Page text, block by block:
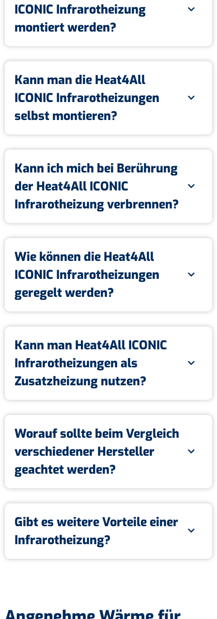
ICONIC Infrarotheizung
montiert werden?
Kann man die Heat4All
ICONIC Infrarotheizungen
selbst montieren?
Kann ich mich bei Berührung
der Heat4All ICONIC
Infrarotheizung verbrennen?
Wie können die Heat4All
ICONIC Infrarotheizungen
geregelt werden?
Kann man Heat4All ICONIC
Infrarotheizungen als
Zusatzheizung nutzen?
Worauf sollte beim Vergleich
verschiedener Hersteller
geachtet werden?
Gibt es weitere Vorteile einer
Infrarotheizung?